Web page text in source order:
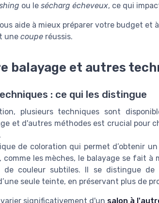
ou le sécharg écheveux, ce qui
aide à mieux préparer votre budget et
une coupe réussis.
balayage et autres
: ce qui les distingue
plusieurs techniques sont
et d'autres méthodes est crucial pour
de coloration qui permet d’obtenir
les mèches, le balayage se fait à
de couleur subtiles. Il se distingue
seule teinte, en préservant plus de
significativement d'un salon à